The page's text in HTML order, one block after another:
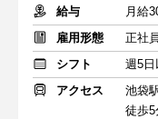
給与
雇用形態
正社員
シフト
週5日
アクセス
池袋
徒歩5